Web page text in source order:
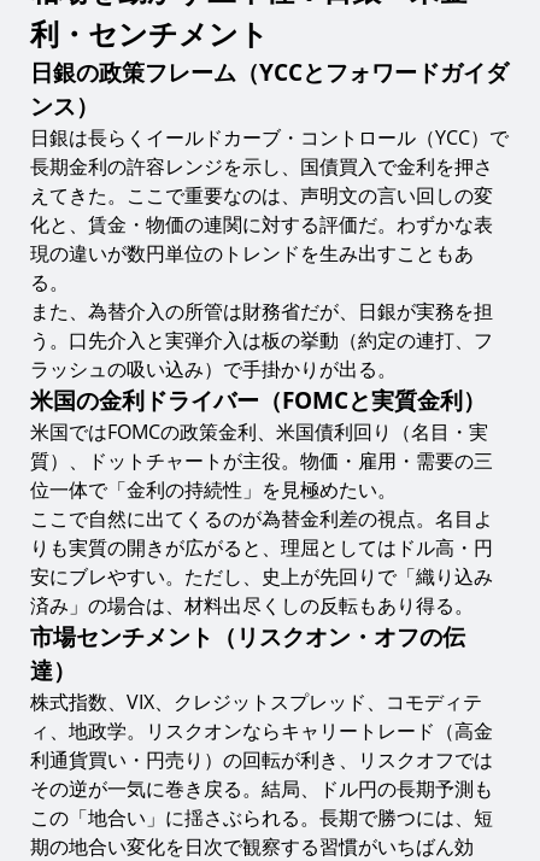
利・センチメント
日銀の政策フレーム（YCCとフォワードガイダ
ンス）
日銀は長らくイールドカーブ・コントロール（YCC）で
長期金利の許容レンジを示し、国債買入で金利を押さ
えてきた。ここで重要なのは、声明文の言い回しの変
化と、賃金・物価の連関に対する評価だ。わずかな表
現の違いが数円単位のトレンドを生み出すこともあ
る。
また、為替介入の所管は財務省だが、日銀が実務を担
う。口先介入と実弾介入は板の挙動（約定の連打、フ
ラッシュの吸い込み）で手掛かりが出る。
米国の金利ドライバー（FOMCと実質金利）
米国ではFOMCの政策金利、米国債利回り（名目・実
質）、ドットチャートが主役。物価・雇用・需要の三
位一体で「金利の持続性」を見極めたい。
ここで自然に出てくるのが為替金利差の視点。名目よ
りも実質の開きが広がると、理屈としてはドル高・円
安にブレやすい。ただし、史上が先回りで「織り込み
済み」の場合は、材料出尽くしの反転もあり得る。
市場センチメント（リスクオン・オフの伝
達）
株式指数、VIX、クレジットスプレッド、コモディテ
ィ、地政学。リスクオンならキャリートレード（高金
利通貨買い・円売り）の回転が利き、リスクオフでは
その逆が一気に巻き戻る。結局、ドル円の長期予測も
この「地合い」に揺さぶられる。長期で勝つには、短
期の地合い変化を日次で観察する習慣がいちばん効